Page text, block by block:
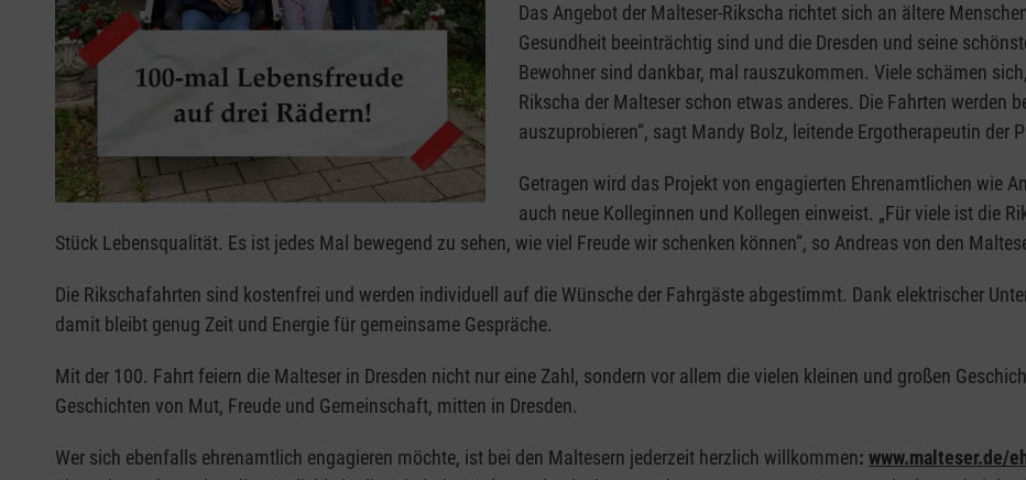
Das Angebot der Malteser-Rikscha richtet sich an ältere
Gesundheit beeinträchtig sind und die Dresden und seine
Bewohner sind dankbar, mal rauszukommen. Viele schämen
Rikscha der Malteser schon etwas anderes. Die Fahrten werden
auszuprobieren“, sagt Mandy Bolz, leitende Ergotherapeutin der
Getragen wird das Projekt von engagierten Ehrenamtlichen wie
auch neue Kolleginnen und Kollegen einweist. „Für viele ist die
Stück Lebensqualität. Es ist jedes Mal bewegend zu sehen, wie viel Freude wir schenken können“, so Andreas von den
Die Rikschafahrten sind kostenfrei und werden individuell auf die Wünsche der Fahrgäste abgestimmt. Dank elektrischer
damit bleibt genug Zeit und Energie für gemeinsame Gespräche.
Mit der 100. Fahrt feiern die Malteser in Dresden nicht nur eine Zahl, sondern vor allem die vielen kleinen und großen
Geschichten von Mut, Freude und Gemeinschaft, mitten in Dresden.
Wer sich ebenfalls ehrenamtlich engagieren möchte, ist bei den Maltesern jederzeit herzlich willkommen: www.malteser.de/